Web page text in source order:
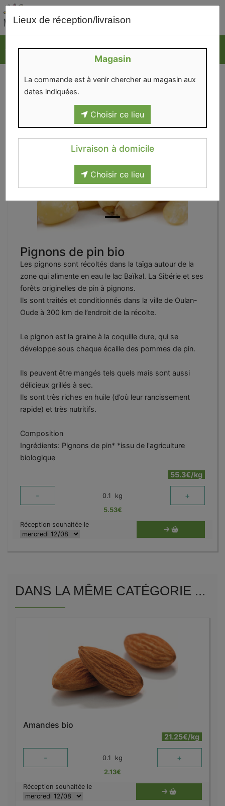
Lieux de réception/livraison
Magasin
La commande est à venir chercher au magasin aux
dates indiquées.
Choisir ce lieu
Livraison à domicile
Choisir ce lieu
Pignons de pin bio
Les pignons sont récoltés dans la taïga autour de la
zone qui alimente en eau le lac Baïkal. La Sibérie et ses
forêts originelles de pin à pignons.
Ils sont traités et conditionnés dans la ville de Oulan-
Oude à 300 km de l’endroit de la récolte.
Le pignon est la graine à la coquille dure, qui se
développe sous chaque écaille des pommes de pin.
Ils peuvent être mangés tels quels mais sont aussi
délicieux grillés à sec.
Ils sont très riches en huile (d’où leur rancissement
rapide) et très nutritifs.
Composition
Ingrédients: Pignons de pin* *issu de l'agriculture
biologique
55.3€/kg
- 0.1 kg +
5.53€
Réception souhaitée le
DANS LA MÊME CATÉGORIE ...
Amandes bio
21.25€/kg
- 0.1 kg +
2.13€
Réception souhaitée le